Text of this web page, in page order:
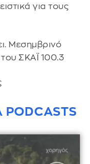
για τους
Μεσημβρινό
ΣΚΑΪ 100.3